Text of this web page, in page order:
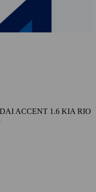
ACCENT 1.6 KIA RIO